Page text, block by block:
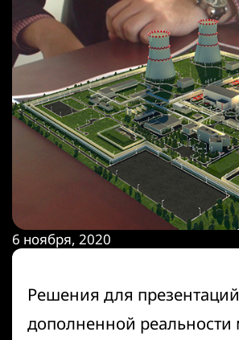
6 ноября, 2020
Решения для
дополненной